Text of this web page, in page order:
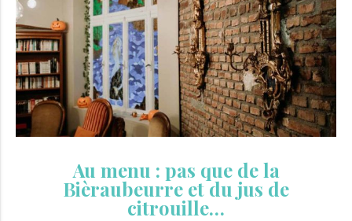
Au menu : pas que de la
Bièraubeurre et du jus de
citrouille…